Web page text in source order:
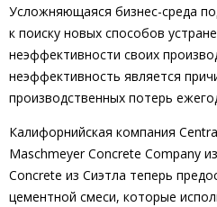
Усложняющаяся бизнес-среда
к поиску новых способов
неэффективности своих
неэффективность является
производственных потерь
Калифорнийская компания
Maschmeyer Concrete Company
Concrete из Сиэтла теперь
цементной смеси, которые